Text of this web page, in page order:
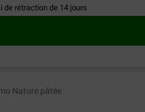
de rétraction de 14 jours
Nature pâtée